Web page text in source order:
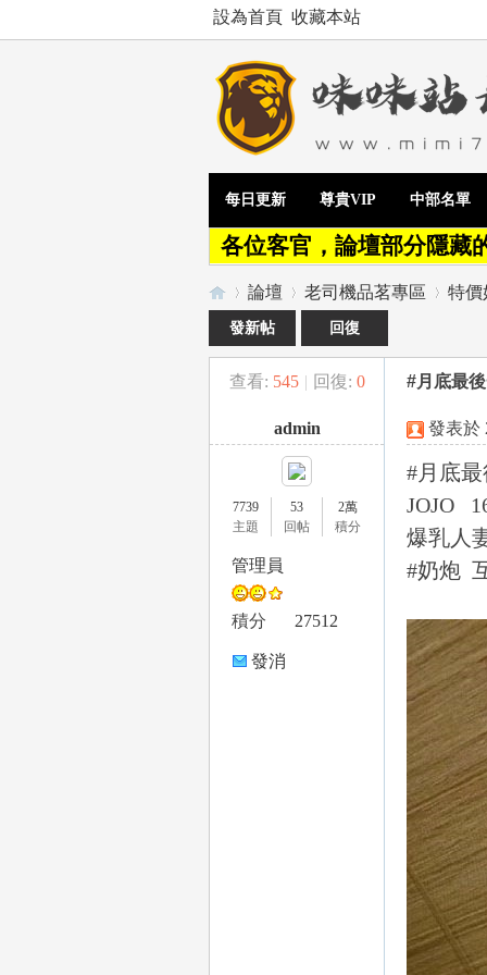
設為首頁 收藏本站
每日更新 尊貴VIP 中部名單
各位客官，論壇部分隱藏
»
論壇
›
老司機品茗專區
›
特價
發新帖 回復
查看: 545 | 回復: 0 #月底最
admin
7739
主題
53
回帖
2萬
積分
管理員
積分 27512
發消
發表於
#月底
JOJO
爆乳人
#奶炮